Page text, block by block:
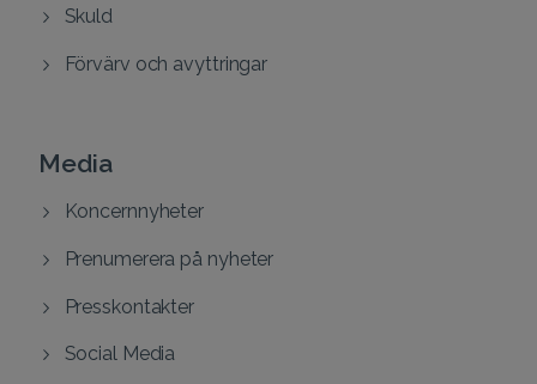
Skuld
Förvärv och avyttringar
Media
Koncernnyheter
Prenumerera på nyheter
Presskontakter
Social Media